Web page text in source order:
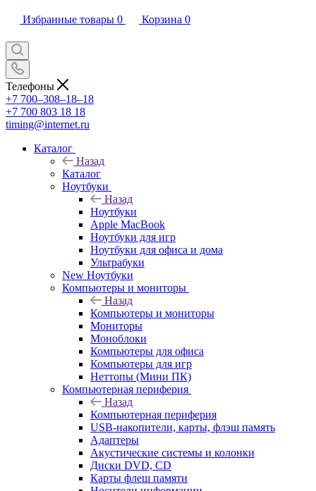
Избранные товары 0 Корзина 0
Телефоны
+7 700‒308‒18‒18
+7 700 803 18 18
timing@internet.ru
Каталог
Назад
Каталог
Ноутбуки
Назад
Ноутбуки
Apple MacBook
Ноутбуки для игр
Ноутбуки для офиса и дома
Ультрабуки
New Ноутбуки
Компьютеры и мониторы
Назад
Компьютеры и мониторы
Мониторы
Моноблоки
Компьютеры для офиса
Компьютеры для игр
Неттопы (Мини ПК)
Компьютерная периферия
Назад
Компьютерная периферия
USB-накопители, карты, флэш память
Адаптеры
Акустические системы и колонки
Диски DVD, CD
Карты флеш памяти